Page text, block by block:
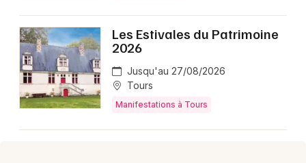
Sorties & loisirs
Aujourd'hui dans le Centre
Aujourd'hui dans le Centre-Val de Loire
Les Estivales du Patrimoine
2026
Jusqu'au 27/08/2026
Tours
Manifestations à Tours